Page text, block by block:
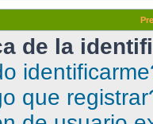
de la
que